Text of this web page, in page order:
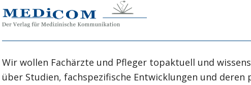
Eliakim R, Keuchel M, May A, Mulder
San Giovanni Battista University Teaching Hospital,
Wir wollen Fachärzte und Pfleger topaktuell und
über Studien, fachspezifische Entwicklungen und deren